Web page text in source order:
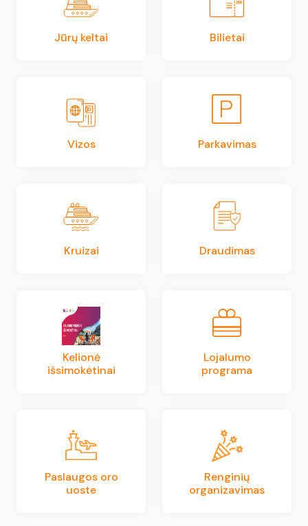
Jūrų keltai Bilietai
Vizos Parkavimas
Kruizai Draudimas
Kelionė
išsimokėtinai
Lojalumo
programa
Paslaugos oro
uoste
Renginių
organizavimas